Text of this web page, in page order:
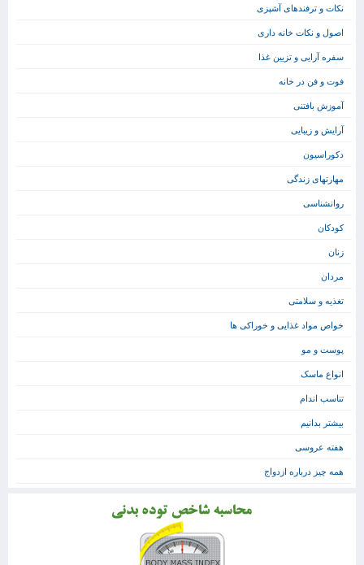
نکات و ترفندهای آشپزی
اصول و نکات خانه داری
سفره آرایی و تزیین غذا
فوت و فن در خانه
آموزش بافتنی
آرایش و زیبایی
دکوراسیون
مهارتهای زندگی
روانشناسی
کودکان
زنان
مردان
تغذیه و سلامتی
خواص مواد غذایی و خوراکی ها
پوست و مو
انواع ماسک
تناسب اندام
بیشتر بدانیم
هفته عروسی
همه چیز درباره ازدواج